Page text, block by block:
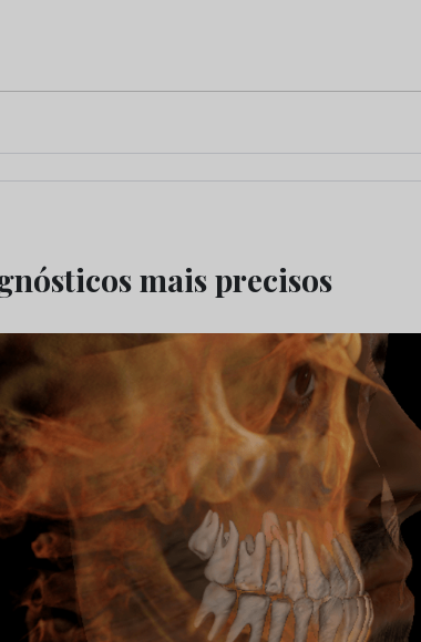
mais precisos